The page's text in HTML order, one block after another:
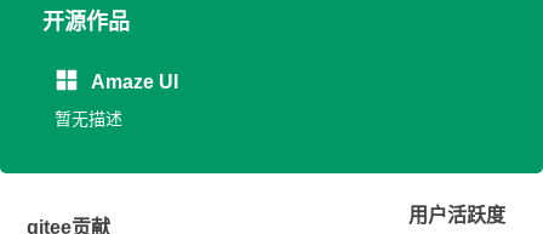
开源作品
Amaze UI
暂无描述
gitee贡献
用户活跃度